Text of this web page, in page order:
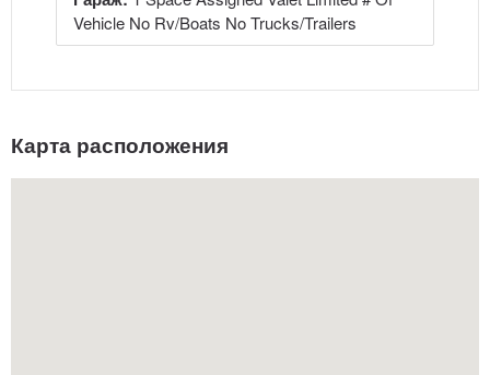
Vehicle No Rv/Boats No Trucks/Trailers
Карта расположения